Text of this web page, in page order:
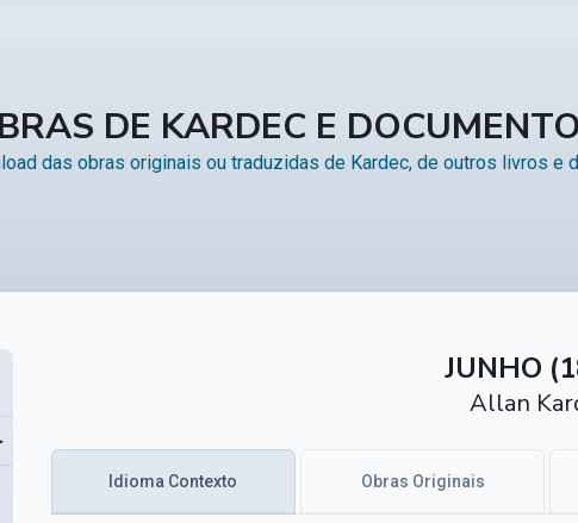
DE KARDEC E
das obras originais ou traduzidas de Kardec, de outros livros e
JUNHO
Allan
Idioma Contexto Obras Originais